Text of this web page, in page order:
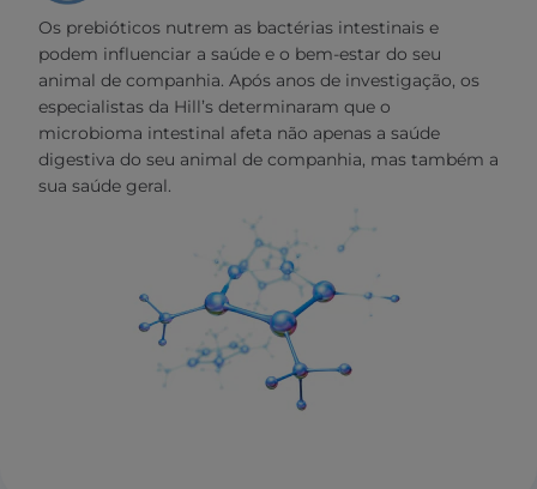
Os prebióticos nutrem as bactérias intestinais e
podem influenciar a saúde e o bem-estar do seu
animal de companhia. Após anos de investigação, os
especialistas da Hill’s determinaram que o
microbioma intestinal afeta não apenas a saúde
digestiva do seu animal de companhia, mas também a
sua saúde geral.